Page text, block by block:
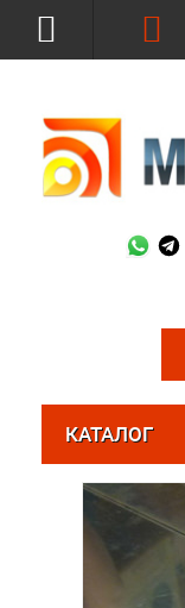
КАТАЛОГ